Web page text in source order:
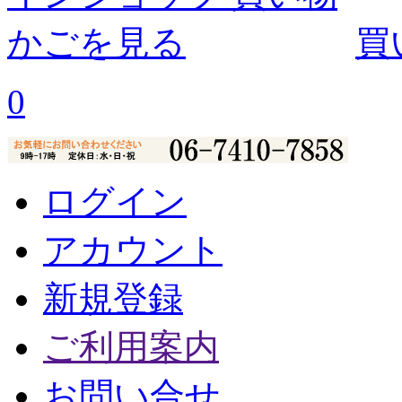
買
0
ログイン
アカウント
新規登録
ご利用案内